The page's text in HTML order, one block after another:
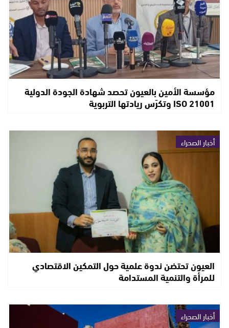
مؤسسة الأمين بالعيون تحصد شهادة الجودة الدولية
ISO 21001 وتكرّس ريادتها التربوية
أخبار الصحراء
العيون تحتضن ندوة علمية حول التمكين الاقتصادي
للمرأة والتنمية المستدامة
أخبار الصحراء